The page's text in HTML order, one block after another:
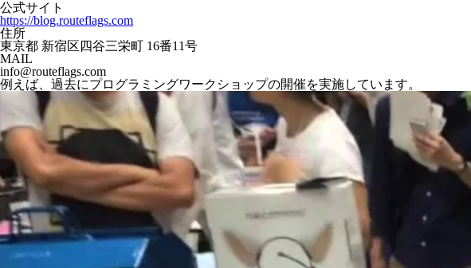
公式サイト
https://blog.routeflags.com
住所
東京都 新宿区四谷三栄町 16番11号
MAIL
info@routeflags.com
例えば、過去にプログラミングワークショップの開催を実施しています。